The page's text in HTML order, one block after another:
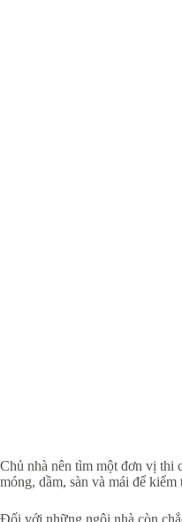
Chủ nhà nên tìm một đơn vị thi
móng, dầm, sàn và mái để